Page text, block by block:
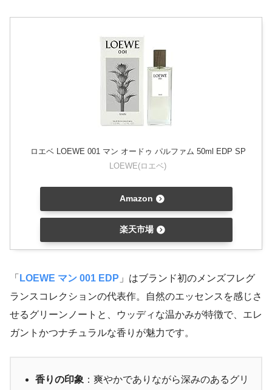
ロエベ LOEWE 001 マン オードゥ パルファム 50ml EDP SP
LOEWE(ロエベ)
Amazon
楽天市場
「 LOEWE マン 001 EDP 」はブランド初のメンズフレグ
ランスコレクションの代表作。自然のエッセンスを感じさ
せるグリーンノートと、ウッディな温かみが特徴で、エレ
ガントかつナチュラルな香りが魅力です。
香りの印象 ：爽やかでありながら深みのあるグリ